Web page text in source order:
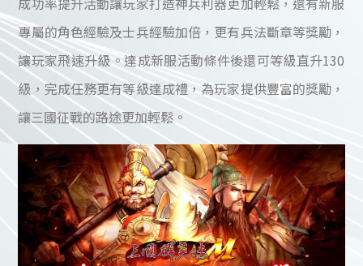
專屬的角色經驗及士兵經驗加倍，更有兵法斷章等獎勵，
讓玩家飛速升級。達成新服活動條件後還可等級直升130
級，完成任務更有等級達成禮，為玩家提供豐富的獎勵，
讓三國征戰的路途更加輕鬆。